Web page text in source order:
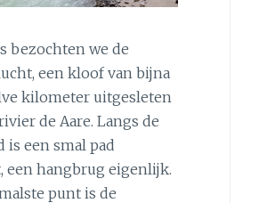
bezochten we de
een kloof van bijna
kilometer uitgesleten
de Aare. Langs de
is een smal pad
een hangbrug eigenlijk.
punt is de